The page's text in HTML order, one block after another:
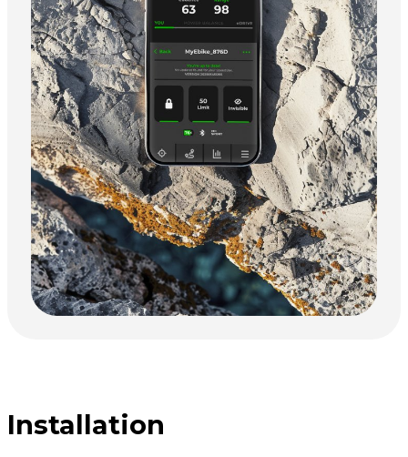
Installation